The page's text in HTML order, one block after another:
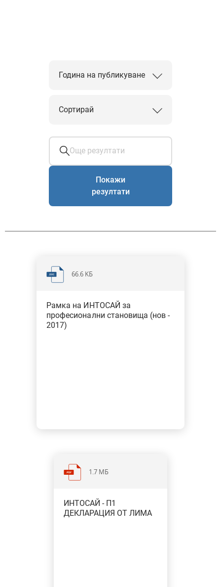
Година на публикуване
Сортирай
Покажи
резултати
66.6 KБ
Рамка на ИНТОСАЙ за
професионални становища (нов -
2017)
1.7 МБ
ИНТОСАЙ - П1
ДЕКЛАРАЦИЯ ОТ ЛИМА